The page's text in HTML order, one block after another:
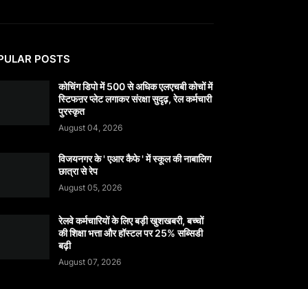
POSTS
कोचिंग डिपो में 500 से अधिक एलएचबी कोचों में
स्टिफऩर प्लेट लगाकर संरक्षा सुदृढ़, रेल कर्मचारी
पुरस्कृत
August 04, 2026
विजयनगर के ' एआर कैफे ' में स्कूल की नाबालिग
छात्रा से रेप
August 05, 2026
रेलवे कर्मचारियों के लिए बड़ी खुशखबरी, बच्चों
की शिक्षा भत्ता और हॉस्टल पर 25% सब्सिडी
बढ़ी
August 07, 2026